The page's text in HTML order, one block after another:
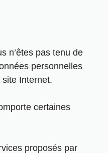
n’êtes pas tenu de
personnelles
site Internet.
certaines
proposés par